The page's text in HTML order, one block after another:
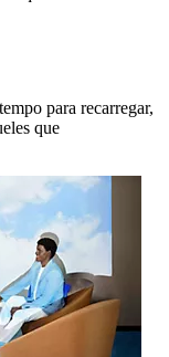
para recarregar,
que